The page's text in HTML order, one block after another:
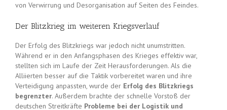
von Verwirrung und Desorganisation auf Seiten des Feindes.
Der Blitzkrieg im weiteren Kriegsverlauf
Der Erfolg des Blitzkriegs war jedoch nicht unumstritten.
Während er in den Anfangsphasen des Krieges effektiv war,
stellten sich im Laufe der Zeit Herausforderungen. Als die
Alliierten besser auf die Taktik vorbereitet waren und ihre
Verteidigung anpassten, wurde der Erfolg des Blitzkriegs
begrenzter. Außerdem brachte der schnelle Vorstoß der
deutschen Streitkräfte Probleme bei der Logistik und